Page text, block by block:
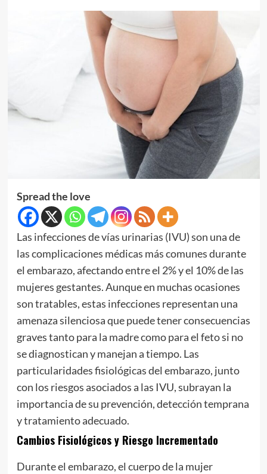
Spread the love
Las infecciones de vías urinarias (IVU) son una de
las complicaciones médicas más comunes durante
el embarazo, afectando entre el 2% y el 10% de las
mujeres gestantes. Aunque en muchas ocasiones
son tratables, estas infecciones representan una
amenaza silenciosa que puede tener consecuencias
graves tanto para la madre como para el feto si no
se diagnostican y manejan a tiempo. Las
particularidades fisiológicas del embarazo, junto
con los riesgos asociados a las IVU, subrayan la
importancia de su prevención, detección temprana
y tratamiento adecuado.
Cambios Fisiológicos y Riesgo Incrementado
Durante el embarazo, el cuerpo de la mujer